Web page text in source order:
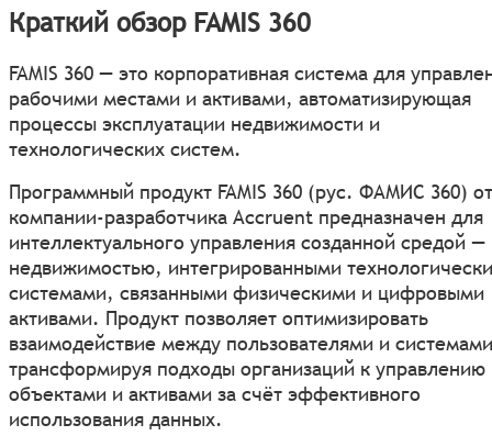
Краткий обзор FAMIS 360
FAMIS 360 — это корпоративная система для
рабочими местами и активами, автоматизирующая
процессы эксплуатации недвижимости и
технологических систем.
Программный продукт FAMIS 360 (рус. ФАМИС 360) от
компании-разработчика Accruent предназначен для
интеллектуального управления созданной средой —
недвижимостью, интегрированными
системами, связанными физическими и цифровыми
активами. Продукт позволяет оптимизировать
взаимодействие между пользователями и
трансформируя подходы организаций к управлению
объектами и активами за счёт эффективного
использования данных.